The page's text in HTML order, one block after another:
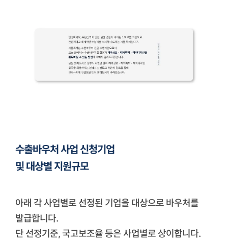
수출바우처 사업 신청기업
및 대상별 지원규모
아래 각 사업별로 선정된 기업을 대상으로 바우처를
발급합니다.
단 선정기준, 국고보조율 등은 사업별로 상이합니다.